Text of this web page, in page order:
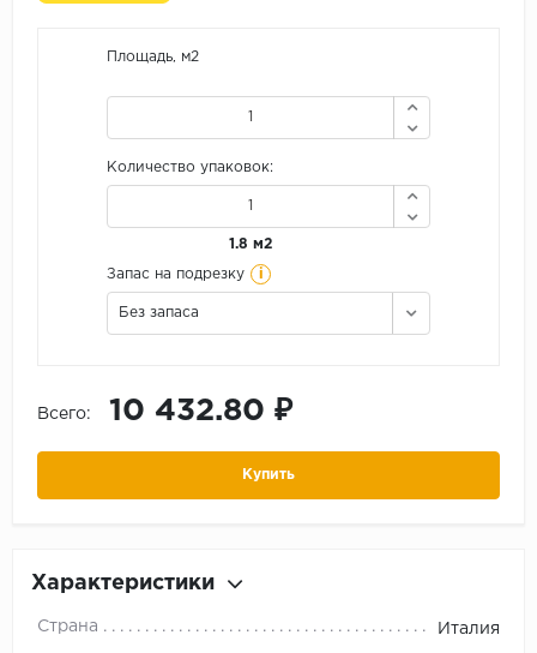
Площадь, м2
Количество упаковок:
1.8 м2
Запас на подрезку i
Без запаса
Всего: 10 432.80 ₽
Купить
Характеристики
Страна Италия